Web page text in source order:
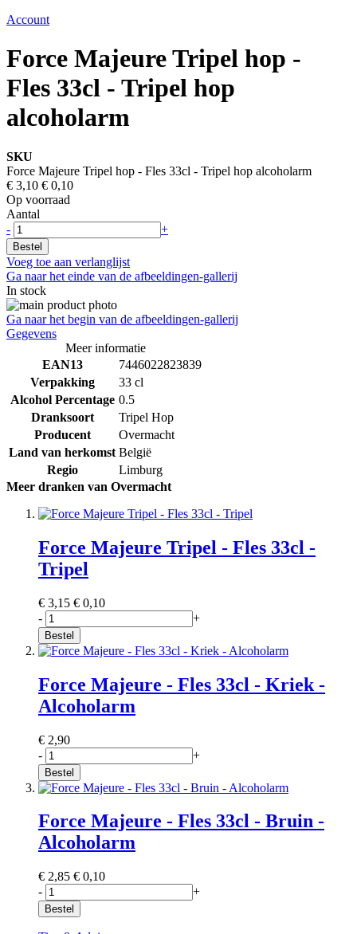
Account
Force Majeure Tripel hop -
Fles 33cl - Tripel hop
alcoholarm
SKU
Force Majeure Tripel hop - Fles 33cl - Tripel hop alcoholarm
€ 3,10 € 0,10
Op voorraad
Aantal
-
+
Bestel
Voeg toe aan verlanglijst
Ga naar het einde van de afbeeldingen-gallerij
In stock
Ga naar het begin van de afbeeldingen-gallerij
Gegevens
Meer informatie
EAN13
7446022823839
Verpakking
33 cl
Alcohol Percentage 0.5
Dranksoort
Tripel Hop
Producent
Overmacht
Land van herkomst België
Regio
Limburg
Meer dranken van Overmacht
Force Majeure Tripel - Fles 33cl -
Tripel
€ 3,15 € 0,10
-
+
Bestel
Force Majeure - Fles 33cl - Kriek -
Alcoholarm
€ 2,90
-
+
Bestel
Force Majeure - Fles 33cl - Bruin -
Alcoholarm
€ 2,85 € 0,10
-
+
Bestel